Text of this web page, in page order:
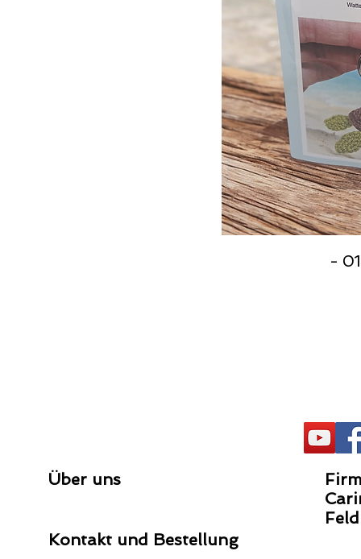
-
Über uns
Kontakt und Bestellung